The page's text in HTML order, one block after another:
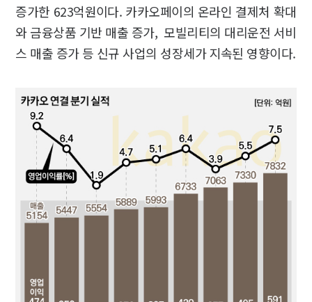
증가한 623억원이다. 카카오페이의 온라인 결제처 확대
와 금융상품 기반 매출 증가, 모빌리티의 대리운전 서비
스 매출 증가 등 신규 사업의 성장세가 지속된 영향이다.